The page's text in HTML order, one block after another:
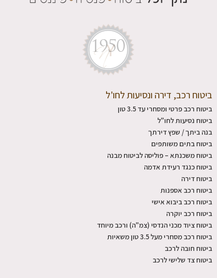
ביטוח רכב, דירה ונסיעות לחו'ל
ביטוח רכב פרטי ומסחרי עד 3.5 טון
ביטוח נסיעות לחו"ל
בנה ביתך / שפץ דירתך
ביטוח בתים משותפים
ביטוח משכנתא – פוליסה לביטוח מבנה
ביטוח כנגד רעידת אדמה
ביטוח דירה
ביטוח רכב אספנות
ביטוח רכב ביבוא אישי
ביטוח רכב יוקרה
ביטוח ציוד מכני הנדסי (צמ"ה) ורכב מיוחד
ביטוח רכב מסחרי מעל 3.5 טון משאיות
ביטוח חובה לרכב
ביטוח צד שלישי לרכב